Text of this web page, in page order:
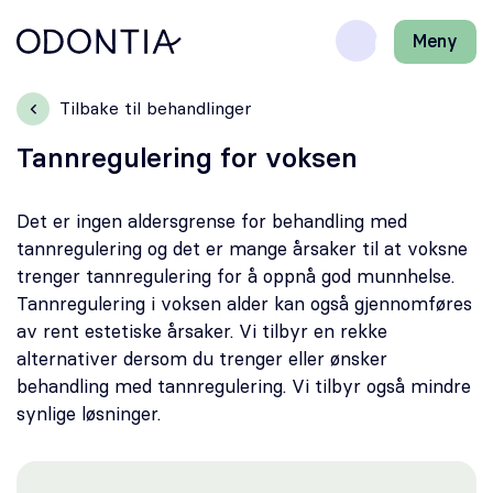
page
Meny
Lukk
Klinikker
Henviser
Periodonti
Endodonti
Tilbake til behandlinger
Tannregulering for voksen
Det er ingen aldersgrense for behandling med
tannregulering og det er mange årsaker til at voksne
trenger tannregulering for å oppnå god munnhelse.
Tannregulering i voksen alder kan også gjennomføres
av rent estetiske årsaker. Vi tilbyr en rekke
alternativer dersom du trenger eller ønsker
behandling med tannregulering. Vi tilbyr også mindre
synlige løsninger.